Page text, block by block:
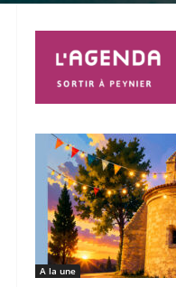
A la une